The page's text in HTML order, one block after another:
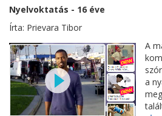
Nyelvoktatás - 16 éve
Írta: Prievara Tibor
A
a